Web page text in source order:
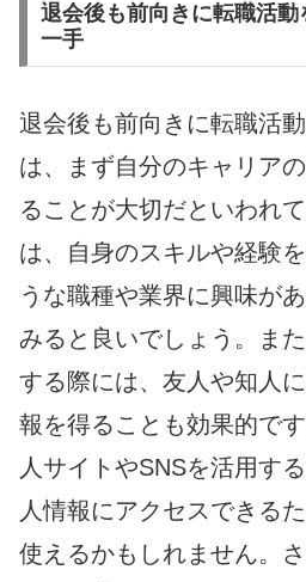
退会後も前向きに転職活
一手
退会後も前向きに転職活
は、まず自分のキャリア
ることが大切だといわれ
は、自身のスキルや経験
うな職種や業界に興味が
みると良いでしょう。ま
する際には、友人や知人
報を得ることも効果的で
人サイトやSNSを活用す
人情報にアクセスできる
使えるかもしれません。